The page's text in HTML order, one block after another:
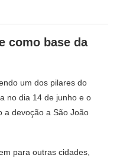
como base da
um dos pilares do
no dia 14 de junho e o
a devoção a São João
para outras cidades,